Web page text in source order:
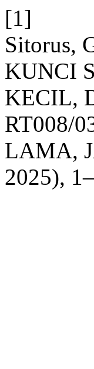
[1]
Sitorus,
KUNCI
KECIL,
RT008/
LAMA,
2025),